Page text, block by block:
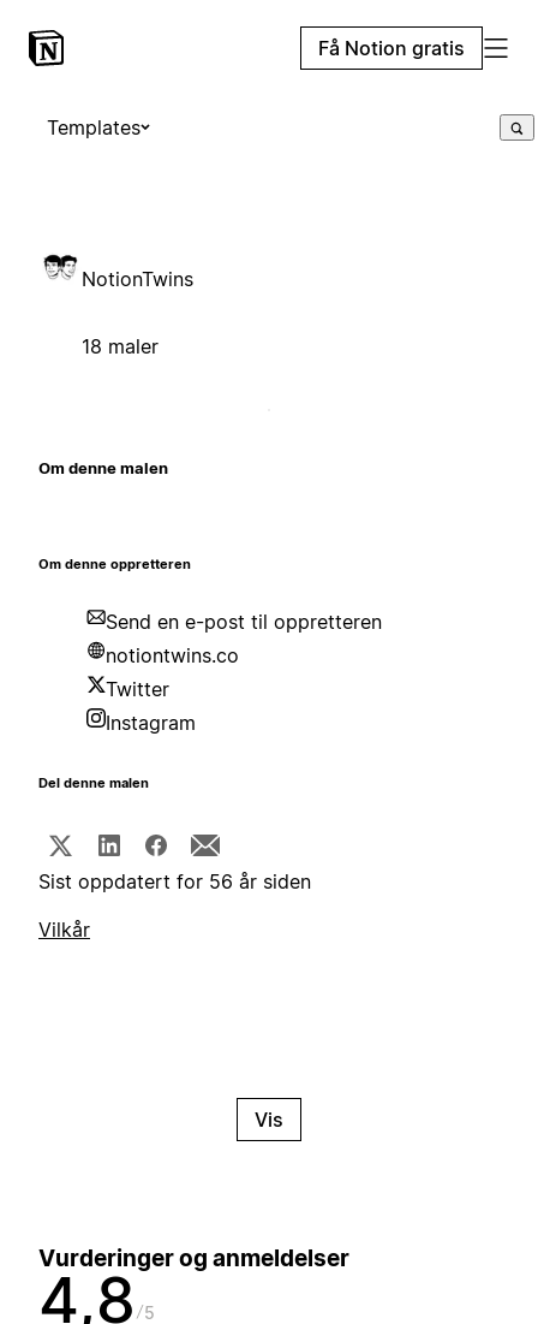
Få Notion gratis
Templates
NotionTwins
18 maler
Om denne malen
Om denne oppretteren
Send en e-post til oppretteren
notiontwins.co
Twitter
Instagram
Del denne malen
Sist oppdatert for 56 år siden
Vilkår
Vis
Vurderinger og anmeldelser
4,8 5